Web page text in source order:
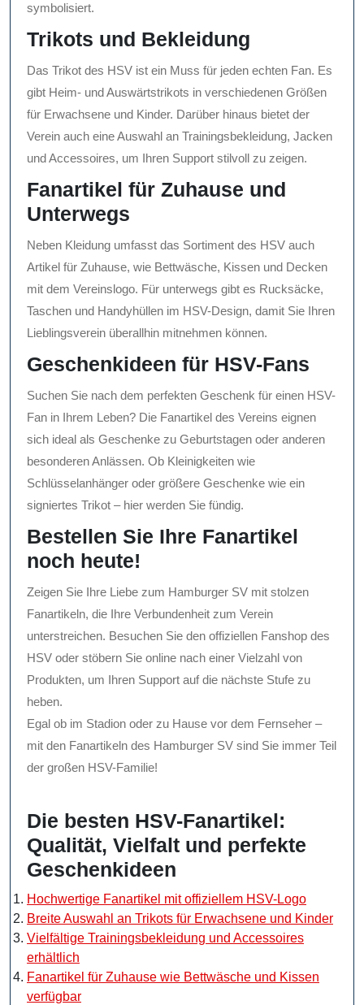
symbolisiert.
Trikots und Bekleidung
Das Trikot des HSV ist ein Muss für jeden echten Fan. Es
gibt Heim- und Auswärtstrikots in verschiedenen Größen
für Erwachsene und Kinder. Darüber hinaus bietet der
Verein auch eine Auswahl an Trainingsbekleidung, Jacken
und Accessoires, um Ihren Support stilvoll zu zeigen.
Fanartikel für Zuhause und
Unterwegs
Neben Kleidung umfasst das Sortiment des HSV auch
Artikel für Zuhause, wie Bettwäsche, Kissen und Decken
mit dem Vereinslogo. Für unterwegs gibt es Rucksäcke,
Taschen und Handyhüllen im HSV-Design, damit Sie Ihren
Lieblingsverein überallhin mitnehmen können.
Geschenkideen für HSV-Fans
Suchen Sie nach dem perfekten Geschenk für einen HSV-
Fan in Ihrem Leben? Die Fanartikel des Vereins eignen
sich ideal als Geschenke zu Geburtstagen oder anderen
besonderen Anlässen. Ob Kleinigkeiten wie
Schlüsselanhänger oder größere Geschenke wie ein
signiertes Trikot – hier werden Sie fündig.
Bestellen Sie Ihre Fanartikel
noch heute!
Zeigen Sie Ihre Liebe zum Hamburger SV mit stolzen
Fanartikeln, die Ihre Verbundenheit zum Verein
unterstreichen. Besuchen Sie den offiziellen Fanshop des
HSV oder stöbern Sie online nach einer Vielzahl von
Produkten, um Ihren Support auf die nächste Stufe zu
heben.
Egal ob im Stadion oder zu Hause vor dem Fernseher –
mit den Fanartikeln des Hamburger SV sind Sie immer Teil
der großen HSV-Familie!
Die besten HSV-Fanartikel:
Qualität, Vielfalt und perfekte
Geschenkideen
Hochwertige Fanartikel mit offiziellem HSV-Logo
Breite Auswahl an Trikots für Erwachsene und Kinder
Vielfältige Trainingsbekleidung und Accessoires
erhältlich
Fanartikel für Zuhause wie Bettwäsche und Kissen
verfügbar